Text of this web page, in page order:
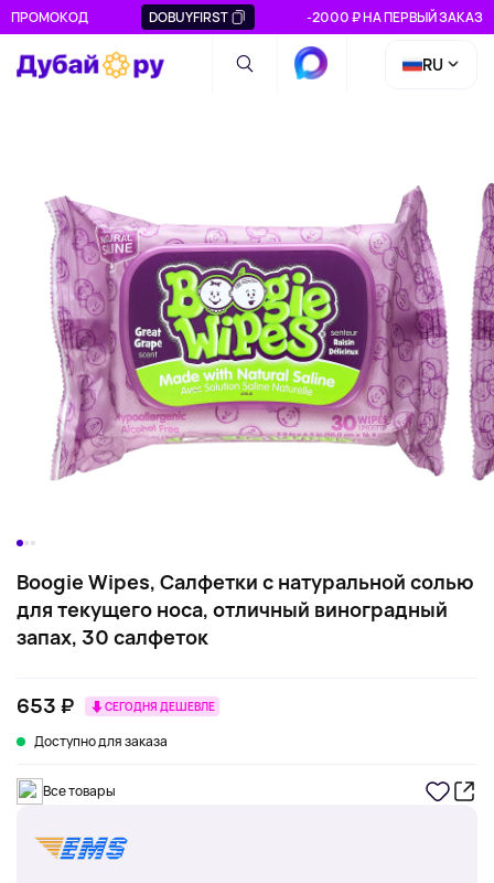
ПРОМОКОД DOBUYFIRST -2000 ₽ НА ПЕРВЫЙ ЗАКАЗ
RU
Boogie Wipes, Салфетки с натуральной солью
для текущего носа, отличный виноградный
запах, 30 салфеток
653 ₽ СЕГОДНЯ ДЕШЕВЛЕ
Доступно для заказа
Все товары